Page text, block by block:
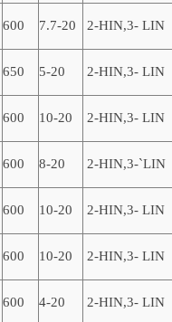
600 7.7-20 2-HIN,3- LIN
650 5-20 2-HIN,3- LIN
600 10-20 2-HIN,3- LIN
600 8-20 2-HIN,3-`LIN
600 10-20 2-HIN,3- LIN
600 10-20 2-HIN,3- LIN
600 4-20 2-HIN,3- LIN